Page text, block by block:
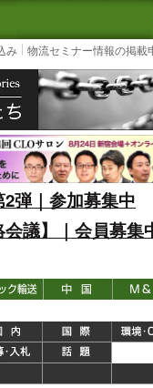
ュースサイト
3PL, SCMなど国
み 物流セミナー情報の掲載
弾｜参加募集中
議】｜会員募集